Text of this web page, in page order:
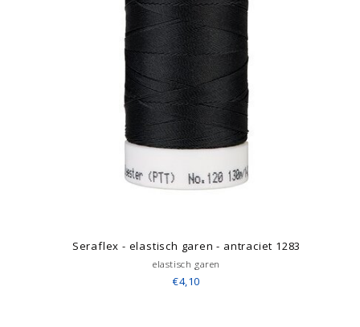
Seraflex - elastisch garen - antraciet 1283
elastisch garen
€4,10